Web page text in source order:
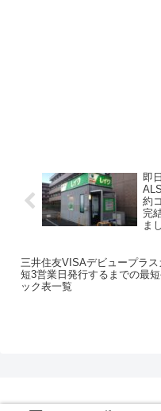
即
約
完
ま
三井住友VISAデビュープラ
短3営業日発行するまでの最
ック表一覧